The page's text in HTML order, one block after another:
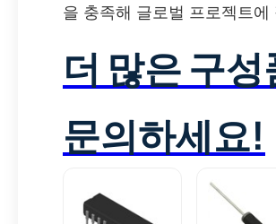
을 충족해 글로벌 프로젝트에
더 많은 구
문의하세요!